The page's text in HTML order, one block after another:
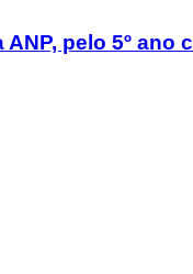
pelo 5º ano